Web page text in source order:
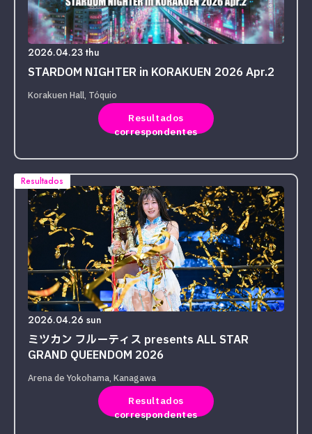
2026.04.23 thu
STARDOM NIGHTER in KORAKUEN 2026 Apr.2
Korakuen Hall, Tóquio
Resultados
correspondentes
Resultados
2026.04.26 sun
ミツカン フルーティス presents ALL STAR
GRAND QUEENDOM 2026
Arena de Yokohama, Kanagawa
Resultados
correspondentes